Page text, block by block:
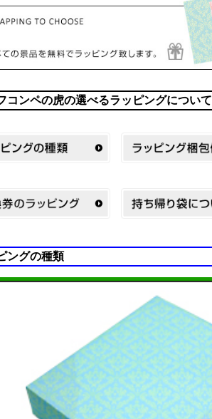
コンペの虎の選べるラッピングについて
ングの種類